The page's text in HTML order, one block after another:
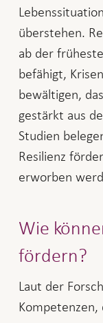
überstehen.
ab der
befähigt,
bewältigen,
gestärkt aus
Studien
Resilienz
erworben
Wie
fördern?
Laut der